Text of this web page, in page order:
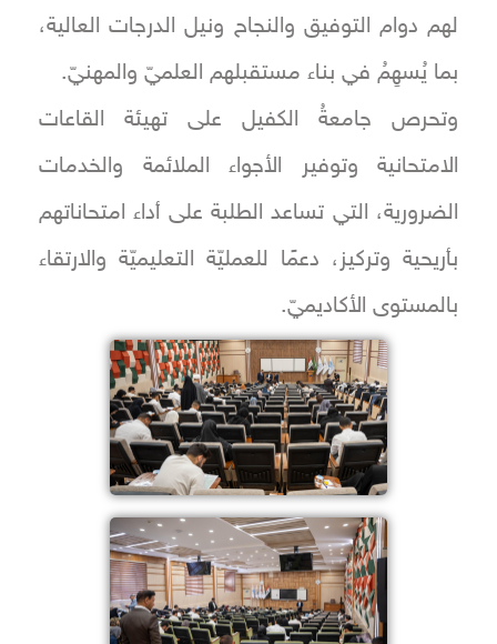
لهم دوام التوفيق والنجاح ونيل الدرجات العالية،
بما يُسهِمُ في بناء مستقبلهم العلميّ والمهنيّ.
وتحرص جامعةُ الكفيل على تهيئة القاعات
الامتحانية وتوفير الأجواء الملائمة والخدمات
الضرورية، التي تساعد الطلبة على أداء امتحاناتهم
بأريحية وتركيز، دعمًا للعمليّة التعليميّة والارتقاء
بالمستوى الأكاديميّ.